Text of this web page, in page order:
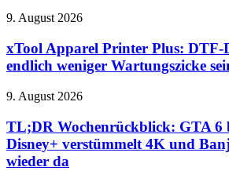
Kindheit
gemacht
haben
xTool
Printer
Plus:
DTF-
soll
weniger
Wartungszicke
sein
9. August 2026
xTool Apparel Printer Plus: DTF-
endlich weniger Wartungszicke
TL;DR
GTA
6
bei
Netflix,
9. August 2026
TL;DR Wochenrückblick: GTA 6
Disney+ verstümmelt 4K und
wieder da